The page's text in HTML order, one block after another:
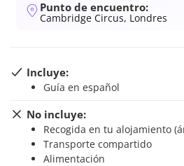
Punto de encuentro:
Cambridge Circus, Londres
Incluye:
Guía en español
No incluye:
Recogida en tu alojamiento
Transporte compartido
Alimentación